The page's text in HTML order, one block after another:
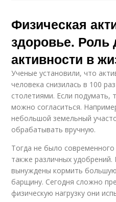
Физическая
здоровье. Роль
активности в
Ученые установили, что
человека снизилась в 100
столетиями. Если подумать,
можно согласиться.
небольшой земельный
обрабатывать вручную.
Тогда не было
также различных
вынуждены кормить
барщину. Сегодня сложно
физическую нагрузку они